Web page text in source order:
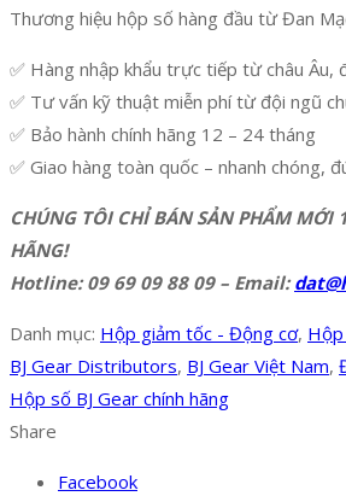
Thương hiệu hộp số hàng đầu từ Đan
✅ Hàng nhập khẩu trực tiếp từ châu Âu,
✅ Tư vấn kỹ thuật miễn phí từ đội ngũ
✅ Bảo hành chính hãng 12 – 24 tháng
✅ Giao hàng toàn quốc – nhanh chóng,
CHÚNG TÔI CHỈ BÁN SẢN PHẨM MỚI
HÃNG!
Hotline: 09 69 09 88 09 – Email:
Danh mục: Hộp giảm tốc - Động cơ, Hộp
BJ Gear Distributors, BJ Gear Việt Nam,
Hộp số BJ Gear chính hãng
Share
Facebook